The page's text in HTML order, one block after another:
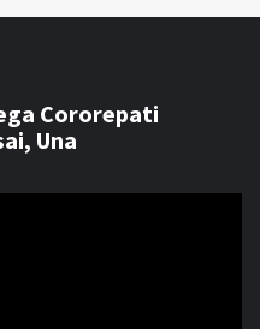
Cororepati
Una